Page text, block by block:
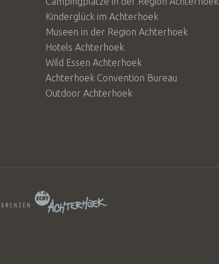
Kinderglück im Achterhoek
Museen in der Region Achterhoek
Hotels Achterhoek
Wild Essen Achterhoek
Achterhoek Convention Bureau
Outdoor Achterhoek